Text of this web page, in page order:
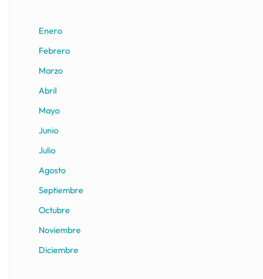
Enero
Febrero
Marzo
Abril
Mayo
Junio
Julio
Agosto
Septiembre
Octubre
Noviembre
Diciembre